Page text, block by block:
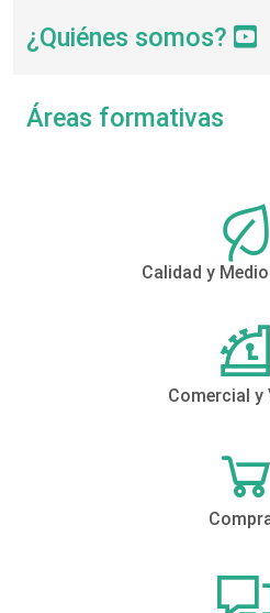
¿Quiénes somos?
Áreas formativas
Calidad y
Comercial y